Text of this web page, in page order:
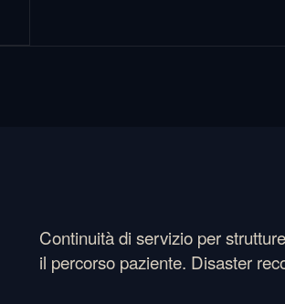
Continuità di servizio per
il percorso paziente. Disaster